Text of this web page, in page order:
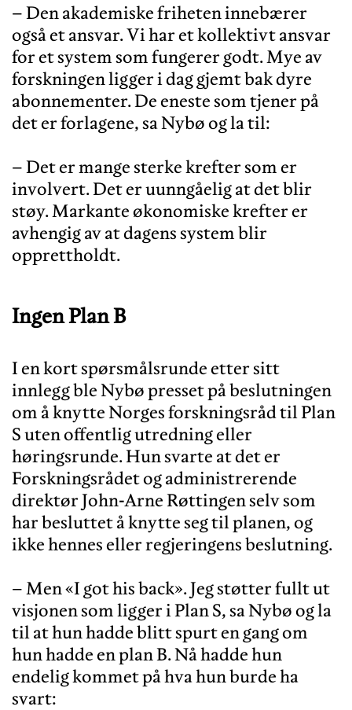
– Den akademiske friheten innebærer
også et ansvar. Vi har et kollektivt ansvar
for et system som fungerer godt. Mye av
forskningen ligger i dag gjemt bak dyre
abonnementer. De eneste som tjener på
det er forlagene, sa Nybø og la til:
– Det er mange sterke krefter som er
involvert. Det er uunngåelig at det blir
støy. Markante økonomiske krefter er
avhengig av at dagens system blir
Ingen Plan B
I en kort spørsmålsrunde etter sitt
innlegg ble Nybø presset på beslutningen
om å knytte Norges forskningsråd til Plan
S uten offentlig utredning eller
høringsrunde. Hun svarte at det er
Forskningsrådet og administrerende
direktør John-Arne Røttingen selv som
har besluttet å knytte seg til planen, og
ikke hennes eller regjeringens beslutning.
– Men «I got his back». Jeg støtter fullt ut
visjonen som ligger i Plan S, sa Nybø og la
til at hun hadde blitt spurt en gang om
hun hadde en plan B. Nå hadde hun
endelig kommet på hva hun burde ha
svart: